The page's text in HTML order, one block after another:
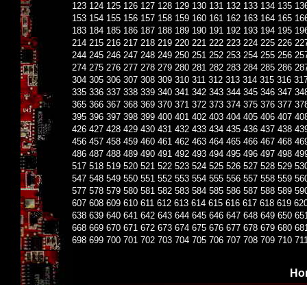
123 124 125 126 127 128 129 130 131 132 133 134 135
153 154 155 156 157 158 159 160 161 162 163 164 165
183 184 185 186 187 188 189 190 191 192 193 194 195
214 215 216 217 218 219 220 221 222 223 224 225 226
244 245 246 247 248 249 250 251 252 253 254 255 256
274 275 276 277 278 279 280 281 282 283 284 285 286
304 305 306 307 308 309 310 311 312 313 314 315 316
335 336 337 338 339 340 341 342 343 344 345 346 347
365 366 367 368 369 370 371 372 373 374 375 376 377
395 396 397 398 399 400 401 402 403 404 405 406 407
426 427 428 429 430 431 432 433 434 435 436 437 438
456 457 458 459 460 461 462 463 464 465 466 467 468
486 487 488 489 490 491 492 493 494 495 496 497 498
517 518 519 520 521 522 523 524 525 526 527 528 529
547 548 549 550 551 552 553 554 555 556 557 558 559
577 578 579 580 581 582 583 584 585 586 587 588 589
607 608 609 610 611 612 613 614 615 616 617 618 619
638 639 640 641 642 643 644 645 646 647 648 649 650
668 669 670 671 672 673 674 675 676 677 678 679 680
698 699 700 701 702 703 704 705 706 707 708 709 710